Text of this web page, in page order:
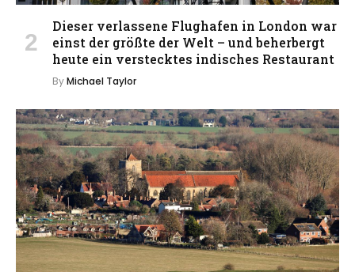
Dieser verlassene Flughafen in London war
einst der größte der Welt – und beherbergt
heute ein verstecktes indisches Restaurant
ByMichael Taylor